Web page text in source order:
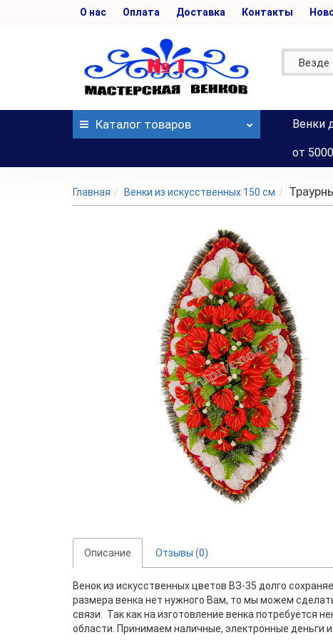
О нас Оплата Доставка Контакты
Везде
Каталог товаров Венки
от 5000
Главная Венки из искусственных 150 см
Описание Отзывы (0)
Венок из искусственных цветов ВЗ-35 долго
размера венка нет нужного Вам, то мы можем
связи. Так как на изготовление венка потребуется
области. Принимаем наличные, электронные деньги и